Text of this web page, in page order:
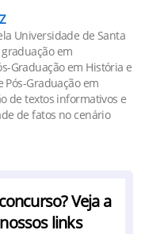
Universidade de Santa
em
Graduação em História e
Graduação em
de textos informativos e
de fatos no cenário
Veja a
links